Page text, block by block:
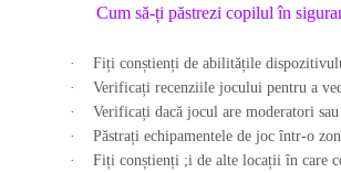
Cum să-ți păstrezi copilul în
·
Fiți conștienți de abilitățile
·
Verificați recenziile jocului pentru a
·
Verificați dacă jocul are moderatori
·
Păstrați echipamentele de joc într-o
·
Fiți conștienți ;i de alte locații în care